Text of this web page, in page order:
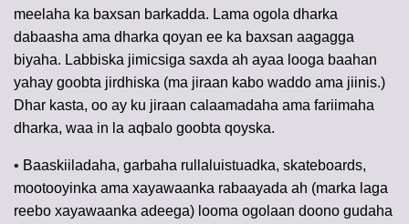
meelaha ka baxsan barkadda. Lama ogola dharka
dabaasha ama dharka qoyan ee ka baxsan aagagga
biyaha. Labbiska jimicsiga saxda ah ayaa looga baahan
yahay goobta jirdhiska (ma jiraan kabo waddo ama jiinis.)
Dhar kasta, oo ay ku jiraan calaamadaha ama fariimaha
dharka, waa in la aqbalo goobta qoyska.
• Baaskiiladaha, garbaha rullaluistuadka, skateboards,
mootooyinka ama xayawaanka rabaayada ah (marka laga
reebo xayawaanka adeega) looma ogolaan doono gudaha